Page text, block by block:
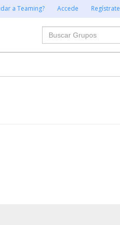
a Teaming? Accede Regístrate
Buscar